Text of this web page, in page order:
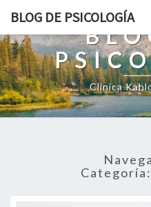
BLOG DE PSICOLOGÍA
Clínica
Categoría: